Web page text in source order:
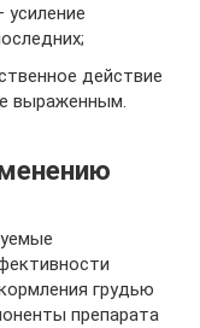
действие
выраженным.
грудью
препарата